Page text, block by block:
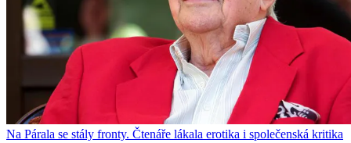
Na Párala se stály fronty. Čtenáře lákala erotika i společenská kritika